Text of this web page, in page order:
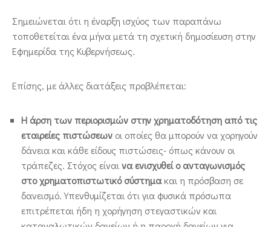
Σημειώνεται ότι η έναρξη ισχύος των παραπάνω
τοποθετείται ένα μήνα μετά τη σχετική δημοσίευση στην
Εφημερίδα της Κυβερνήσεως.
Επίσης, με άλλες διατάξεις προβλέπεται:
Η άρση των περιορισμών στην χρηματοδότηση από τις
εταιρείες πιστώσεων οι οποίες θα μπορούν να χορηγούν
δάνεια και κάθε είδους πιστώσεις- όπως κάνουν οι
τράπεζες. Στόχος είναι να ενισχυθεί ο ανταγωνισμός
στο χρηματοπιστωτικό σύστημακαι η πρόσβαση σε
δανεισμό. Υπενθυμίζεται ότι για φυσικά πρόσωπα
επιτρέπεται ήδη η χορήγηση στεγαστικών και